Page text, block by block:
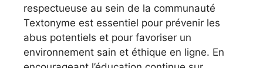
respectueuse au sein de la communauté
Textonyme est essentiel pour prévenir les
abus potentiels et pour favoriser un
environnement sain et éthique en ligne. En